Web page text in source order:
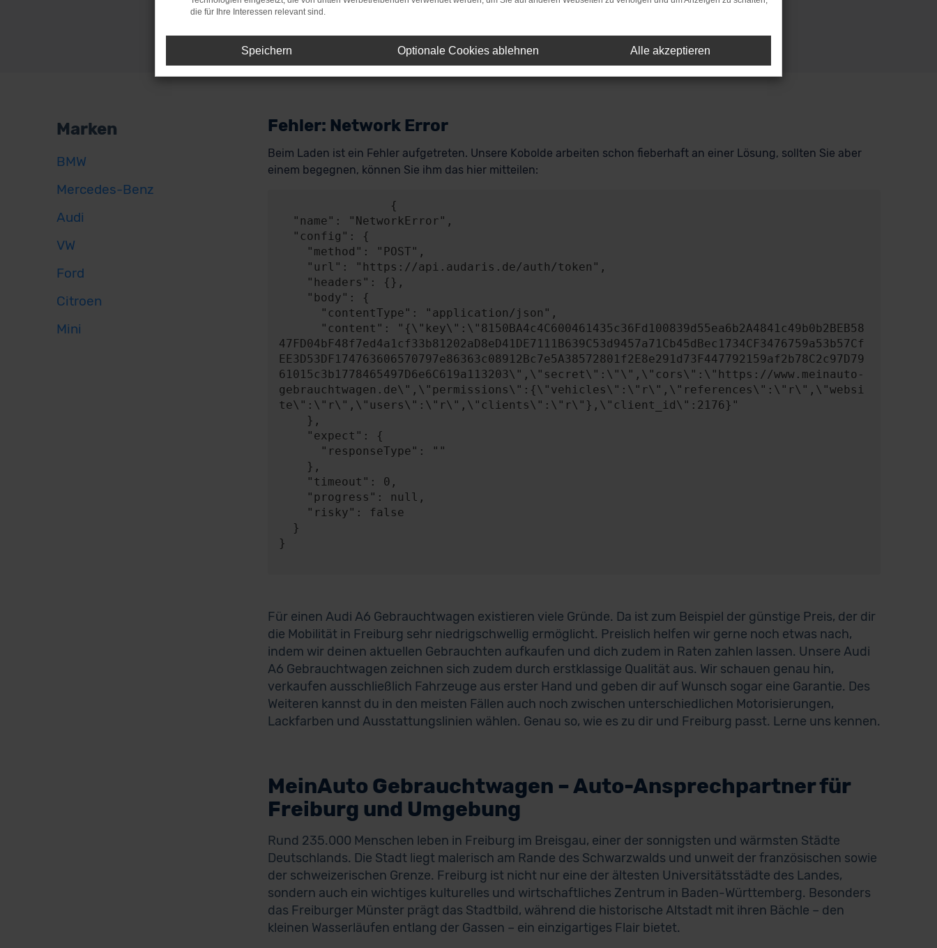
Marken
BMW
Mercedes-Benz
Audi
VW
Ford
Citroen
Mini
Fehler: Network Error
Beim Laden ist ein Fehler aufgetreten. Unsere Kobolde arbeiten schon fieberhaft an einer Lösung, sollten Sie aber
einem begegnen, können Sie ihm das hier mitteilen:
47FD04bF48f7ed4a1cf33b81202aD8eD41DE7111B639C53d9457a71Cb45dBec1734CF3476759a53b57Cf
EE3D53DF174763606570797e86363c08912Bc7e5A38572801f2E8e291d73F447792159af2b78C2c97D79
61015c3b1778465497D6e6C619a113203\",\"secret\":\"\",\"cors\":\"https://www.meinauto-
gebrauchtwagen.de\",\"permissions\":{\"vehicles\":\"r\",\"references\":\"r\",\"websi
te\":\"r\",\"users\":\"r\",\"clients\":\"r\"},\"client_id\":2176}"
}
Für einen Audi A6 Gebrauchtwagen existieren viele Gründe. Da ist zum Beispiel der günstige Preis, der dir
die Mobilität in Freiburg sehr niedrigschwellig ermöglicht. Preislich helfen wir gerne noch etwas nach,
indem wir deinen aktuellen Gebrauchten aufkaufen und dich zudem in Raten zahlen lassen. Unsere Audi
A6 Gebrauchtwagen zeichnen sich zudem durch erstklassige Qualität aus. Wir schauen genau hin,
verkaufen ausschließlich Fahrzeuge aus erster Hand und geben dir auf Wunsch sogar eine Garantie. Des
Weiteren kannst du in den meisten Fällen auch noch zwischen unterschiedlichen Motorisierungen,
Lackfarben und Ausstattungslinien wählen. Genau so, wie es zu dir und Freiburg passt. Lerne uns kennen.
MeinAuto Gebrauchtwagen – Auto-Ansprechpartner für
Freiburg und Umgebung
Rund 235.000 Menschen leben in Freiburg im Breisgau, einer der sonnigsten und wärmsten Städte
Deutschlands. Die Stadt liegt malerisch am Rande des Schwarzwalds und unweit der französischen sowie
der schweizerischen Grenze. Freiburg ist nicht nur eine der ältesten Universitätsstädte des Landes,
sondern auch ein wichtiges kulturelles und wirtschaftliches Zentrum in Baden-Württemberg. Besonders
das Freiburger Münster prägt das Stadtbild, während die historische Altstadt mit ihren Bächle – den
kleinen Wasserläufen entlang der Gassen – ein einzigartiges Flair bietet.
die für Ihre Interessen relevant sind.
Speichern Optionale Cookies ablehnen Alle akzeptieren